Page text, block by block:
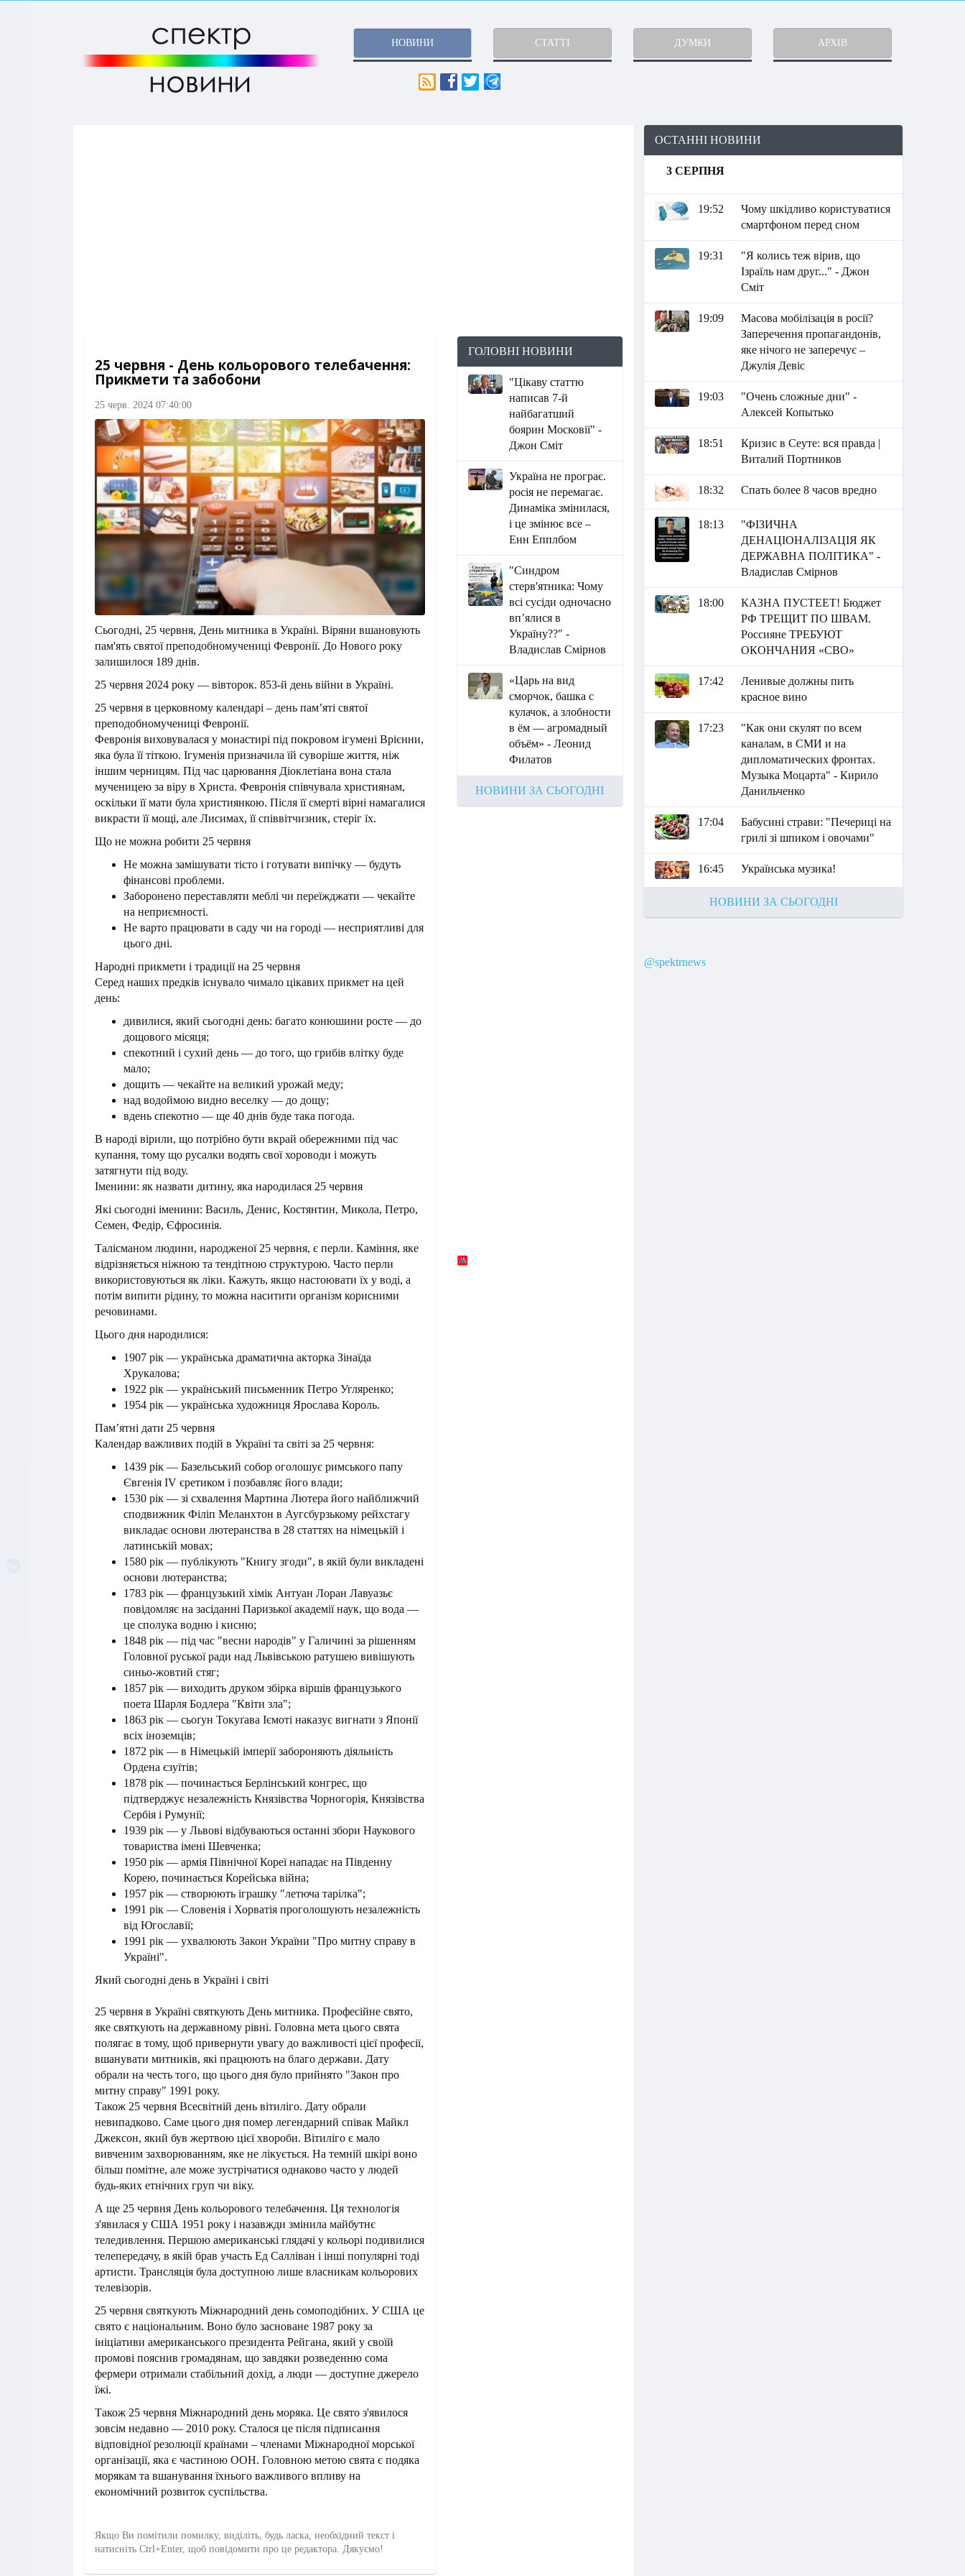
НОВИНИ СТАТТІ ДУМКИ АРХІВ
25 червня - День кольорового телебачення:
Прикмети та забобони
25 черв. 2024 07:40:00
Сьогодні, 25 червня, День митника в Україні. Віряни вшановують
пам'ять святої преподобномучениці Февронії. До Нового року
залишилося 189 днів.
25 червня 2024 року — вівторок. 853-й день війни в Україні.
25 червня в церковному календарі – день пам’яті святої
преподобномучениці Февронії.
Февронія виховувалася у монастирі під покровом ігумені Врієнни,
яка була її тіткою. Ігуменія призначила їй суворіше життя, ніж
іншим черницям. Під час царювання Діоклетіана вона стала
мученицею за віру в Христа. Февронія співчувала християнам,
оскільки її мати була християнкою. Після її смерті вірні намагалися
викрасти її мощі, але Лисимах, її співвітчизник, стеріг їх.
Що не можна робити 25 червня
Не можна замішувати тісто і готувати випічку — будуть
фінансові проблеми.
Заборонено переставляти меблі чи переїжджати — чекайте
на неприємності.
Не варто працювати в саду чи на городі — несприятливі для
цього дні.
Народні прикмети і традиції на 25 червня
Серед наших предків існувало чимало цікавих прикмет на цей
день:
дивилися, який сьогодні день: багато конюшини росте — до
дощового місяця;
спекотний і сухий день — до того, що грибів влітку буде
мало;
дощить — чекайте на великий урожай меду;
над водоймою видно веселку — до дощу;
вдень спекотно — ще 40 днів буде така погода.
В народі вірили, що потрібно бути вкрай обережними під час
купання, тому що русалки водять свої хороводи і можуть
затягнути під воду.
Іменини: як назвати дитину, яка народилася 25 червня
Які сьогодні іменини: Василь, Денис, Костянтин, Микола, Петро,
Семен, Федір, Єфросинія.
Талісманом людини, народженої 25 червня, є перли. Каміння, яке
відрізняється ніжною та тендітною структурою. Часто перли
використовуються як ліки. Кажуть, якщо настоювати їх у воді, а
потім випити рідину, то можна наситити організм корисними
речовинами.
Цього дня народилися:
1907 рік — українська драматична акторка Зінаїда
Хрукалова;
1922 рік — український письменник Петро Угляренко;
1954 рік — українська художниця Ярослава Король.
Пам’ятні дати 25 червня
Календар важливих подій в Україні та світі за 25 червня:
1439 рік — Базельський собор оголошує римського папу
Євгенія IV єретиком і позбавляє його влади;
1530 рік — зі схвалення Мартина Лютера його найближчий
сподвижник Філіп Меланхтон в Аугсбурзькому рейхстагу
викладає основи лютеранства в 28 статтях на німецькій і
латинській мовах;
1580 рік — публікують "Книгу згоди", в якій були викладені
основи лютеранства;
1783 рік — французький хімік Антуан Лоран Лавуазьє
повідомляє на засіданні Паризької академії наук, що вода —
це сполука водню і кисню;
1848 рік — під час "весни народів" у Галичині за рішенням
Головної руської ради над Львівською ратушею вивішують
синьо-жовтий стяг;
1857 рік — виходить друком збірка віршів французького
поета Шарля Бодлера "Квіти зла";
1863 рік — сьоґун Токуґава Іємоті наказує вигнати з Японії
всіх іноземців;
1872 рік — в Німецькій імперії забороняють діяльність
Ордена єзуїтів;
1878 рік — починається Берлінський конгрес, що
підтверджує незалежність Князівства Чорногорія, Князівства
Сербія і Румунії;
1939 рік — у Львові відбуваються останні збори Наукового
товариства імені Шевченка;
1950 рік — армія Північної Кореї нападає на Південну
Корею, починається Корейська війна;
1957 рік — створюють іграшку "летюча тарілка";
1991 рік — Словенія і Хорватія проголошують незалежність
від Югославії;
1991 рік — ухвалюють Закон України "Про митну справу в
Україні".
Який сьогодні день в Україні і світі
25 червня в Україні святкують День митника. Професійне свято,
яке святкують на державному рівні. Головна мета цього свята
полягає в тому, щоб привернути увагу до важливості цієї професії,
вшанувати митників, які працюють на благо держави. Дату
обрали на честь того, що цього дня було прийнято "Закон про
митну справу" 1991 року.
Також 25 червня Всесвітній день вітиліго. Дату обрали
невипадково. Саме цього дня помер легендарний співак Майкл
Джексон, який був жертвою цієї хвороби. Вітиліго є мало
вивченим захворюванням, яке не лікується. На темній шкірі воно
більш помітне, але може зустрічатися однаково часто у людей
будь-яких етнічних груп чи віку.
А ще 25 червня День кольорового телебачення. Ця технологія
з'явилася у США 1951 року і назавжди змінила майбутнє
теледивлення. Першою американські глядачі у кольорі подивилися
телепередачу, в якій брав участь Ед Салліван і інші популярні тоді
артисти. Трансляція була доступною лише власникам кольорових
телевізорів.
25 червня святкують Міжнародний день сомоподібних. У США це
свято є національним. Воно було засноване 1987 року за
ініціативи американського президента Рейгана, який у своїй
промові пояснив громадянам, що завдяки розведенню сома
фермери отримали стабільний дохід, а люди — доступне джерело
їжі.
Також 25 червня Міжнародний день моряка. Це свято з'явилося
зовсім недавно — 2010 року. Сталося це після підписання
відповідної резолюції країнами – членами Міжнародної морської
організації, яка є частиною ООН. Головною метою свята є подяка
морякам та вшанування їхнього важливого впливу на
економічний розвиток суспільства.
Якщо Ви помітили помилку, виділіть, будь ласка, необхідний текст і
натисніть Ctrl+Enter, щоб повідомити про це редактора. Дякуємо!
ГОЛОВНІ НОВИНИ
"Цікаву статтю
написав 7-й
найбагатший
боярин Московії" -
Джон Сміт
Україна не програє.
росія не перемагає.
Динаміка змінилася,
і це змінює все –
Енн Епплбом
"Синдром
стерв'ятника: Чому
всі сусіди одночасно
вп’ялися в
Україну??" -
Владислав Смірнов
«Царь на вид
сморчок, башка с
кулачок, а злобности
в ём — агромадный
объём» - Леонид
Филатов
НОВИНИ ЗА СЬОГОДНІ
ОСТАННІ НОВИНИ
3 СЕРПНЯ
19:52
Чому шкідливо користуватися
смартфоном перед сном
19:31
"Я колись теж вірив, що
Ізраїль нам друг..." - Джон
Сміт
19:09
Масова мобілізація в росії?
Заперечення пропагандонів,
яке нічого не заперечує –
Джулія Девіс
19:03
"Очень сложные дни" -
Алексей Копытько
18:51
Кризис в Сеуте: вся правда |
Виталий Портников
18:32 Спать более 8 часов вредно
18:13
"ФІЗИЧНА
ДЕНАЦІОНАЛІЗАЦІЯ ЯК
ДЕРЖАВНА ПОЛІТИКА" -
Владислав Смірнов
18:00
КАЗНА ПУСТЕЕТ! Бюджет
РФ ТРЕЩИТ ПО ШВАМ.
Россияне ТРЕБУЮТ
ОКОНЧАНИЯ «СВО»
17:42
Ленивые должны пить
красное вино
17:23
"Как они скулят по всем
каналам, в СМИ и на
дипломатических фронтах.
Музыка Моцарта" - Кирило
Данильченко
17:04
Бабусині страви: "Печериці на
грилі зі шпиком і овочами"
16:45 Українська музика!
НОВИНИ ЗА СЬОГОДНІ
@spektrnews